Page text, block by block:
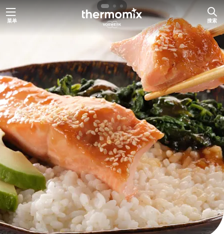
跳
至
菜单 搜索